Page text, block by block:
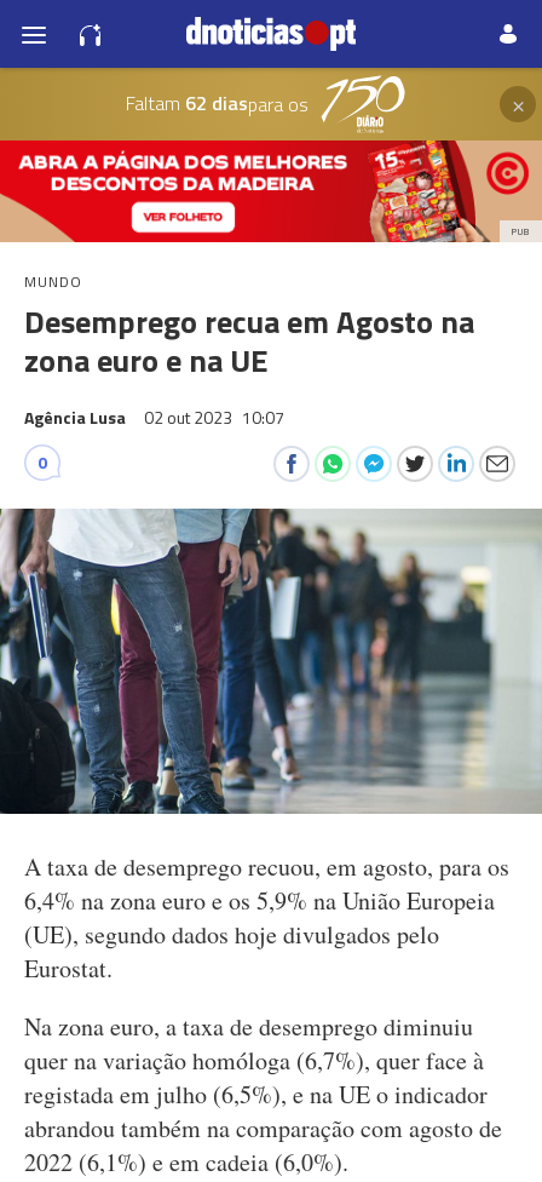
Faltam 62 diaspara os ×
PUB
MUNDO
Desemprego recua em Agosto na
zona euro e na UE
Agência Lusa 02 out 2023 10:07
0
A taxa de desemprego recuou, em agosto, para os
6,4% na zona euro e os 5,9% na União Europeia
(UE), segundo dados hoje divulgados pelo
Eurostat.
Na zona euro, a taxa de desemprego diminuiu
quer na variação homóloga (6,7%), quer face à
registada em julho (6,5%), e na UE o indicador
abrandou também na comparação com agosto de
2022 (6,1%) e em cadeia (6,0%).